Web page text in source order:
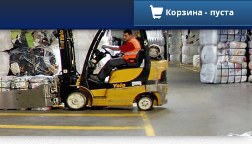
Зимние позиции
Корзина - пуста